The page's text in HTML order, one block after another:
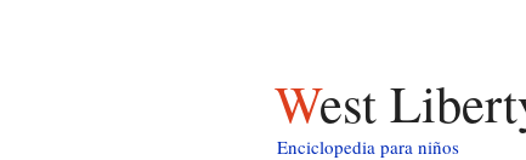
West
Enciclopedia para niños